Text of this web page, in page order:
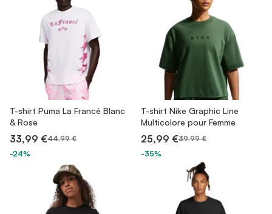
T-shirt Puma La Francé Blanc
& Rose
33,99 €44,99 €
-24%
T-shirt Nike Graphic Line
Multicolore pour Femme
25,99 €39,99 €
-35%